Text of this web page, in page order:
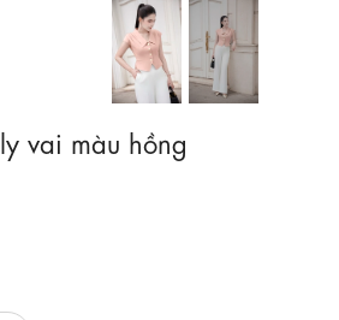
vai màu hồng